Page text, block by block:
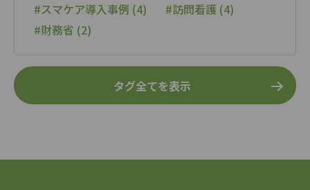
#スマケア導入事例 (4)
#訪問看護 (4)
#財務省 (2)
タグ全てを表示